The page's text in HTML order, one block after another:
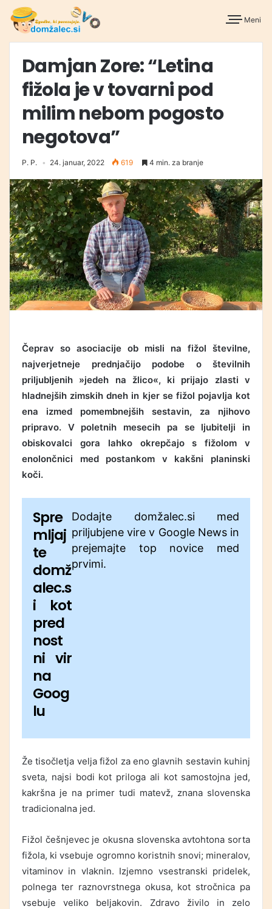
Meni
Damjan Zore: “Letina
fižola je v tovarni pod
milim nebom pogosto
negotova”
P. P. 24. januar, 2022 619 4 min. za branje
Čeprav so asociacije ob misli na fižol številne,
najverjetneje prednjačijo podobe o številnih
priljubljenih »jedeh na žlico«, ki prijajo zlasti v
hladnejših zimskih dneh in kjer se fižol pojavlja kot
ena izmed pomembnejših sestavin, za njihovo
pripravo. V poletnih mesecih pa se ljubitelji in
obiskovalci gora lahko okrepčajo s fižolom v
enolončnici med postankom v kakšni planinski
koči.
Spre
mljaj
te
domž
alec.s
i kot
pred
nost
ni vir
na
Goog
lu
Dodajte domžalec.si med
priljubjene vire v Google News in
prejemajte top novice med
prvimi.
Že tisočletja velja fižol za eno glavnih sestavin kuhinj
sveta, najsi bodi kot priloga ali kot samostojna jed,
kakršna je na primer tudi matevž, znana slovenska
tradicionalna jed.
Fižol češnjevec je okusna slovenska avtohtona sorta
fižola, ki vsebuje ogromno koristnih snovi; mineralov,
vitaminov in vlaknin. Izjemno vsestranski pridelek,
polnega ter raznovrstnega okusa, kot stročnica pa
vsebuje veliko beljakovin. Zdravo živilo in zelo